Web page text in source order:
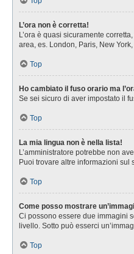
L’ora non è corretta!
L’ora è quasi sicuramente
area, es. London, Paris, New
Top
Ho cambiato il fuso orario ma
Se sei sicuro di aver impostato il
Top
La mia lingua non è nella lista!
L’amministratore potrebbe non
Puoi trovare altre informazioni
Top
Come posso mostrare
Ci possono essere due immagini
livello. Sotto può esserci
Top